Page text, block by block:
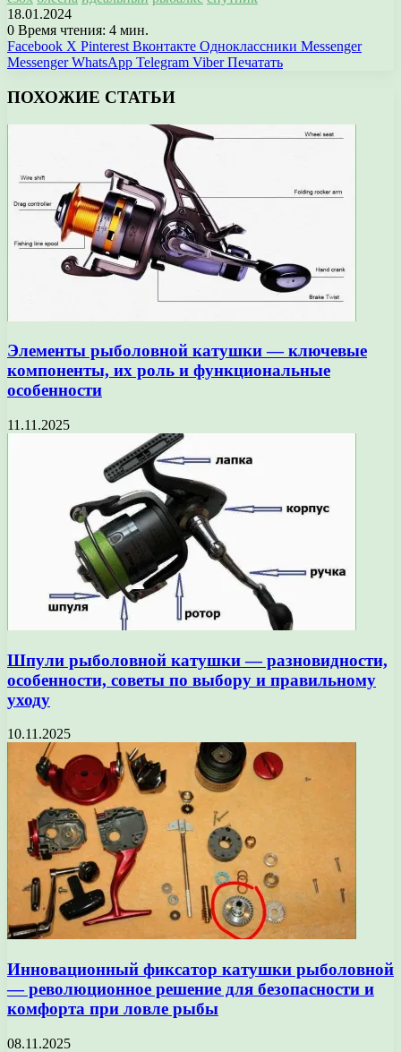
18.01.2024
0 Время чтения: 4 мин.
Facebook X Pinterest Вконтакте Одноклассники Messenger
Messenger WhatsApp Telegram Viber Печатать
ПОХОЖИЕ СТАТЬИ
Элементы рыболовной катушки — ключевые
компоненты, их роль и функциональные
особенности
11.11.2025
Шпули рыболовной катушки — разновидности,
особенности, советы по выбору и правильному
уходу
10.11.2025
Инновационный фиксатор катушки рыболовной
— революционное решение для безопасности и
комфорта при ловле рыбы
08.11.2025